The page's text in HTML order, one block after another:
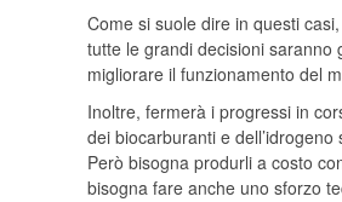
Come si suole dire in questi
tutte le grandi decisioni
migliorare il funzionamento del
Inoltre, fermerà i progressi in
dei biocarburanti e
Però bisogna produrli a costo
bisogna fare anche uno sforzo